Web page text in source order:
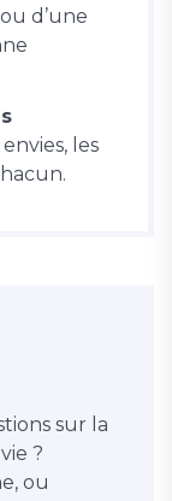
d’une
les
sur la
?
ou